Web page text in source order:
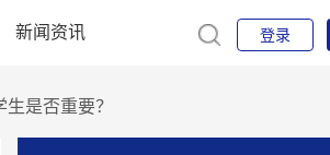
新闻资讯 登录
是否重要？